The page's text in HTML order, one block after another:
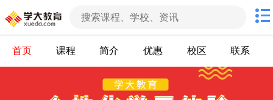
首页 课程 简介 优惠 校区 联系